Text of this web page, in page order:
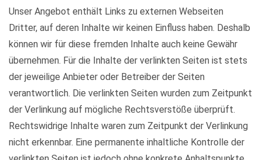
Unser Angebot enthält Links zu externen Webseiten
Dritter, auf deren Inhalte wir keinen Einfluss haben. Deshalb
können wir für diese fremden Inhalte auch keine Gewähr
übernehmen. Für die Inhalte der verlinkten Seiten ist stets
der jeweilige Anbieter oder Betreiber der Seiten
verantwortlich. Die verlinkten Seiten wurden zum Zeitpunkt
der Verlinkung auf mögliche Rechtsverstöße überprüft.
Rechtswidrige Inhalte waren zum Zeitpunkt der Verlinkung
nicht erkennbar. Eine permanente inhaltliche Kontrolle der